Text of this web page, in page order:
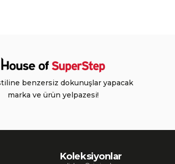
benzersiz dokunuşlar yapacak
marka ve ürün yelpazesi!
Koleksiyonlar